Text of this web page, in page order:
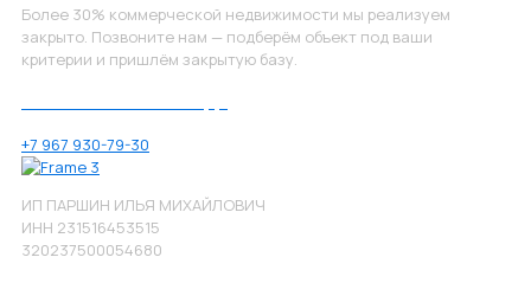
Более 30% коммерческой недвижимости мы реализуем
закрыто. Позвоните нам — подберём объект под ваши
критерии и пришлём закрытую базу.
+7 967 930-79-30
ИП ПАРШИН ИЛЬЯ МИХАЙЛОВИЧ
ИНН 231516453515
320237500054680